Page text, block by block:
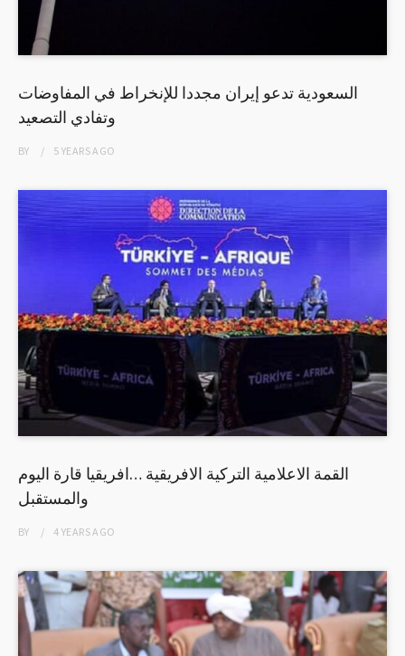
السعودية تدعو إيران مجددا للإنخراط في المفاوضات
وتفادي التصعيد
BY 5 YEARSAGO
القمة الاعلامية التركية الافريقية …افريقيا قارة اليوم
والمستقبل
BY 4 YEARSAGO